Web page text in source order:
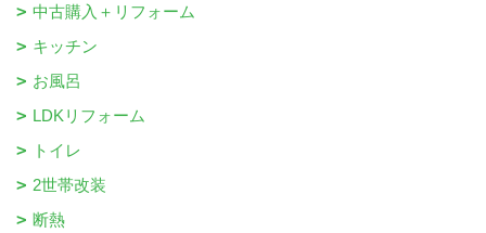
中古購入＋リフォーム
キッチン
お風呂
LDKリフォーム
トイレ
2世帯改装
断熱